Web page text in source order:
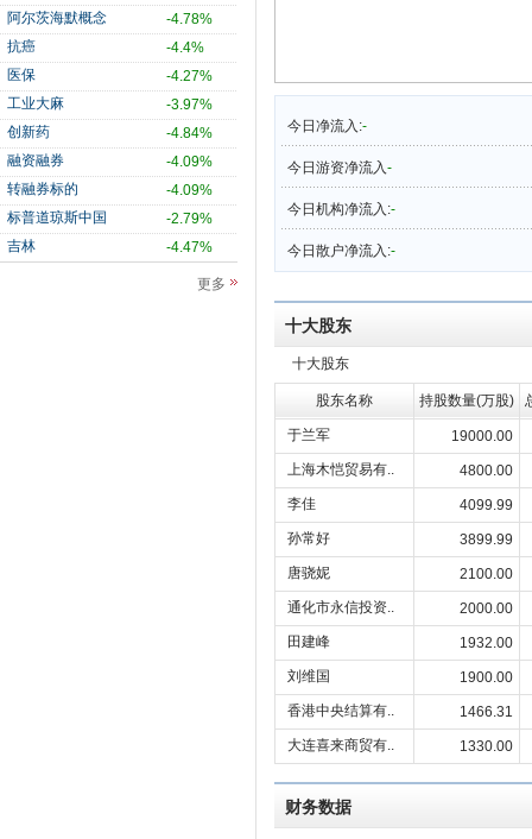
阿尔茨海默概念
-4.78%
抗癌
-4.4%
医保
-4.27%
工业大麻
-3.97%
创新药
-4.84%
融资融券
-4.09%
转融券标的
-4.09%
标普道琼斯中国
-2.79%
吉林
-4.47%
更多
今日净流入:-
今日游资净流入-
今日机构净流入:-
今日散户净流入:-
十大股东
十大股东
股东名称 持股数量(万股)
于兰军
19000.00
上海木恺贸易有..
4800.00
李佳
4099.99
孙常好
3899.99
唐骁妮
2100.00
通化市永信投资..
2000.00
田建峰
1932.00
刘维国
1900.00
香港中央结算有..
1466.31
大连喜来商贸有..
1330.00
财务数据